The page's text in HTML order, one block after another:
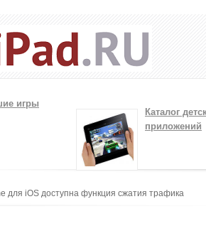
игры
Каталог
приложений
для iOS доступна функция сжатия трафика